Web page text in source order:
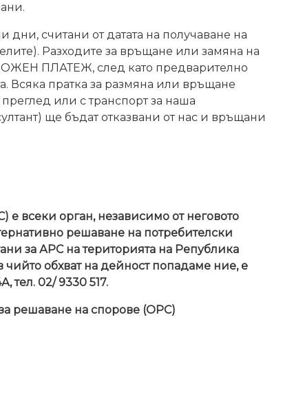
дни, считани от датата на получаване на
Разходите за връщане или замяна на
ПЛАТЕЖ, след като предварително
Всяка пратка за размяна или връщане
или с транспорт за наша
ще бъдат отказвани от нас и връщани
е всеки орган, независимо от неговото
решаване на потребителски
за АРС на територията на Република
обхват на дейност попадаме ние, е
тел. 02/ 9330 517.
решаване на спорове (ОРС)